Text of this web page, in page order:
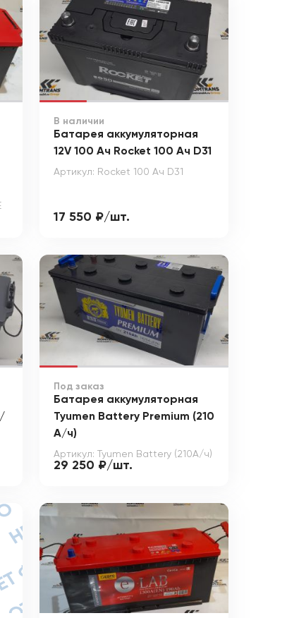
В наличии
Батарея аккумуляторная
12V 100 Ач Rocket 100 Ач D31
Артикул: Rocket 100 Ач D31
17 550 ₽/шт.
Под заказ
Батарея аккумуляторная
Tyumen Battery Premium (210
А/ч)
Артикул: Tyumen Battery (210А/ч)
29 250 ₽/шт.